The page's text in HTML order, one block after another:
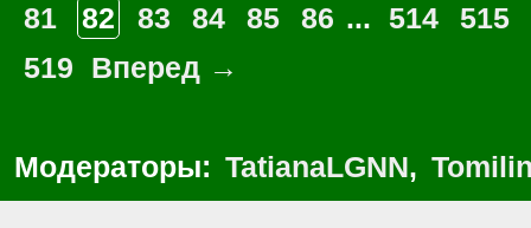
81
82 83 84 85 86 ... 514
515
519
Вперед →
Модераторы: TatianaLGNN,